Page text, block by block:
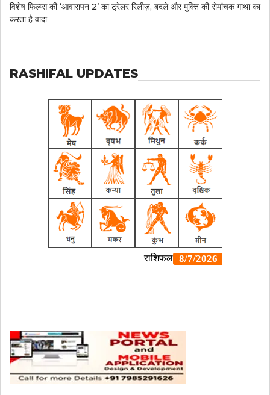
विशेष फिल्म्स की ‘आवारापन 2’ का ट्रेलर रिलीज़, बदले और मुक्ति की रोमांचक गाथा का
करता है वादा
RASHIFAL UPDATES